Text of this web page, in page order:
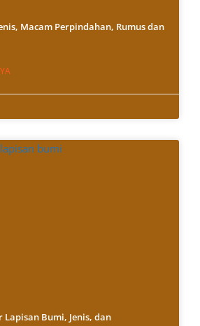
Macam Perpindahan, Rumus dan
Bumi, Jenis, dan